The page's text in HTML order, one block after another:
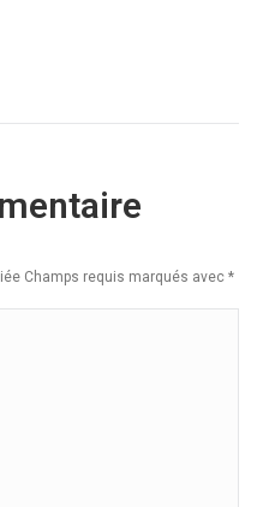
Champs requis marqués avec *